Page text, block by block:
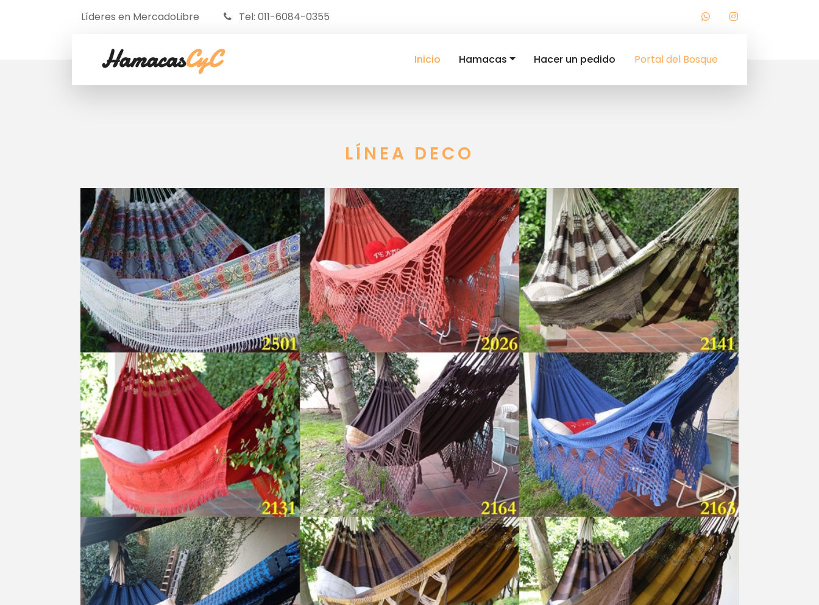
Líderes en MercadoLibre Tel: 011-6084-0355
HamacasCyC Inicio Hamacas Hacer un pedido Portal del Bosque
LÍNEA DECO